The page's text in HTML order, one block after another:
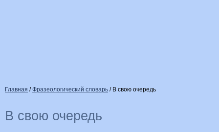
Главная /Фразеологический словарь / В свою очередь
В свою очередь